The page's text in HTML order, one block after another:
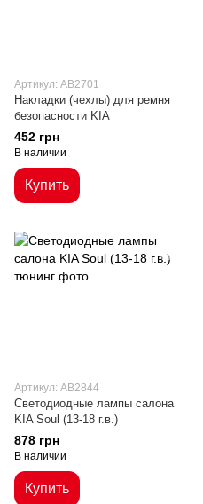
Артикул: AB2701
Накладки (чехлы) для ремня
безопасности KIA
452 грн
В наличии
Купить
Артикул: AB2844
Светодиодные лампы салона
KIA Soul (13-18 г.в.)
878 грн
В наличии
Купить